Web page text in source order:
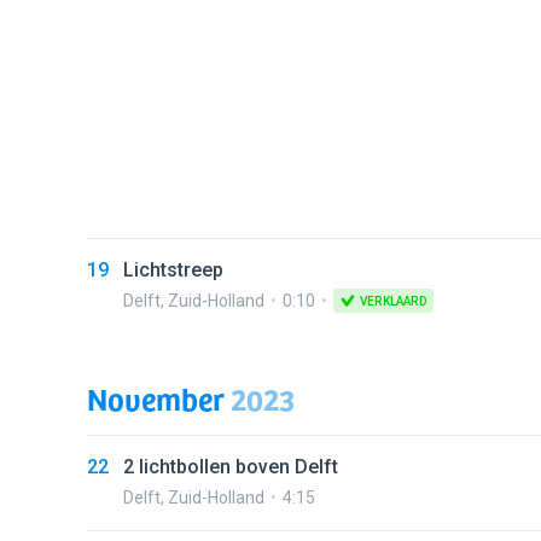
19 Lichtstreep
Delft, Zuid-Holland 0:10 VERKLAARD
November2023
22 2 lichtbollen boven Delft
Delft, Zuid-Holland 4:15